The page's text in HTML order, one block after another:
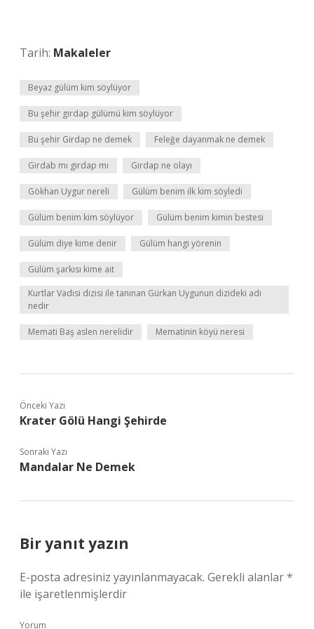
Tarih: Makaleler
Beyaz gülüm kim söylüyor
Bu şehir girdap gülümü kim söylüyor
Bu şehir Girdap ne demek Feleğe dayanmak ne demek
Girdab mı girdap mı Girdap ne olayı
Gökhan Uygur nereli Gülüm benim ilk kim söyledi
Gülüm benim kim söylüyor Gülüm benim kimin bestesi
Gülüm diye kime denir Gülüm hangi yörenin
Gülüm şarkısı kime ait
Kurtlar Vadisi dizisi ile tanınan Gürkan Uygunun dizideki adı
nedir
Memati Baş aslen nerelidir Mematinin köyü neresi
Önceki Yazı
Krater Gölü Hangi Şehirde
Sonraki Yazı
Mandalar Ne Demek
Bir yanıt yazın
E-posta adresiniz yayınlanmayacak. Gerekli alanlar*
ile işaretlenmişlerdir
Yorum